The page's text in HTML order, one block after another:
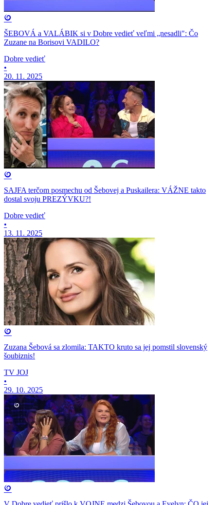
ŠEBOVÁ a VALÁBIK si v Dobre vedieť veľmi „nesadli": Čo
Zuzane na Borisovi VADILO?
Dobre vedieť
•
20. 11. 2025
SAJFA terčom posmechu od Šebovej a Puskailera: VÁŽNE takto
dostal svoju PREZÝVKU?!
Dobre vedieť
•
13. 11. 2025
Zuzana Šebová sa zlomila: TAKTO kruto sa jej pomstil slovenský
šoubiznis!
TV JOJ
•
29. 10. 2025